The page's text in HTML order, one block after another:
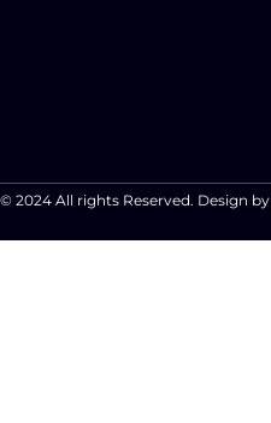
© 2024 All rights Reserved. Design by